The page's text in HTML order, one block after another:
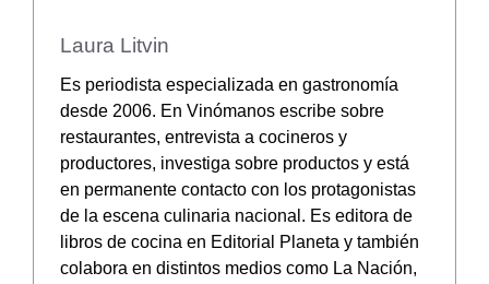
Laura Litvin
Es periodista especializada en gastronomía
desde 2006. En Vinómanos escribe sobre
restaurantes, entrevista a cocineros y
productores, investiga sobre productos y está
en permanente contacto con los protagonistas
de la escena culinaria nacional. Es editora de
libros de cocina en Editorial Planeta y también
colabora en distintos medios como La Nación,